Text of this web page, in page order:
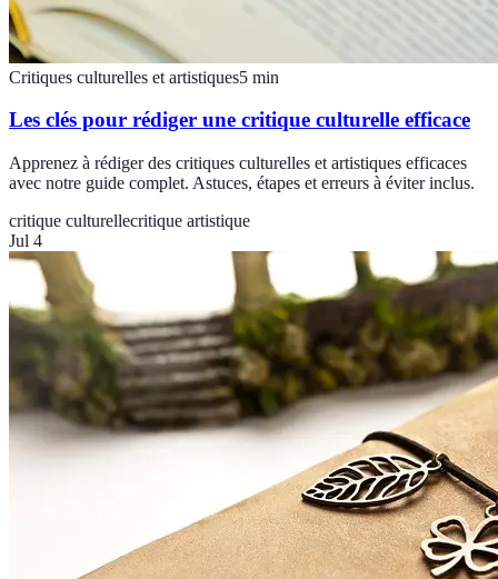
Critiques culturelles et artistiques5 min
Les clés pour rédiger une critique culturelle efficace
Apprenez à rédiger des critiques culturelles et artistiques efficaces
avec notre guide complet. Astuces, étapes et erreurs à éviter inclus.
critique culturellecritique artistique
Jul 4